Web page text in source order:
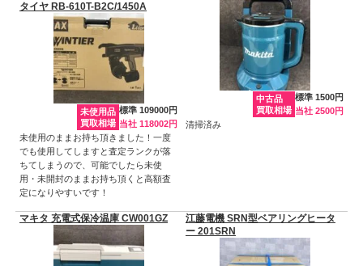
タイヤ RB-610T-B2C/1450A
未使用品
買取相場
標準 109000円
当社 118002円
未使用のままお持ち頂きました！一度
でも使用してしますと査定ランクが落
ちてしまうので、可能でしたら未使
用・未開封のままお持ち頂くと高額査
定になりやすいです！
中古品
買取相場
標準 1500円
当社 2500円
清掃済み
マキタ 充電式保冷温庫 CW001GZ
江藤電機 SRN型ベアリングヒータ
ー 201SRN